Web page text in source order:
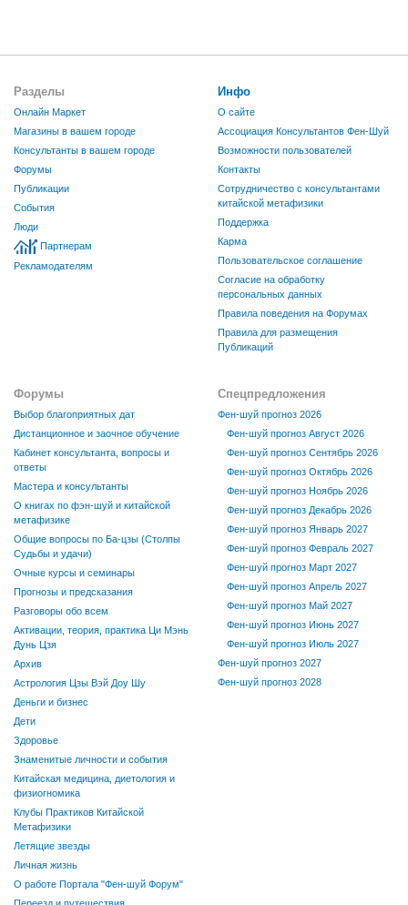
Разделы
Онлайн Маркет
Магазины в вашем городе
Консультанты в вашем городе
Форумы
Публикации
События
Люди
Партнерам
Рекламодателям
Инфо
О сайте
Ассоциация Консультантов Фен-Шуй
Возможности пользователей
Контакты
Сотрудничество с консультантами
китайской метафизики
Поддержка
Карма
Пользовательское соглашение
Согласие на обработку
персональных данных
Правила поведения на Форумах
Правила для размещения
Публикаций
Форумы
Выбор благоприятных дат
Дистанционное и заочное обучение
Кабинет консультанта, вопросы и
ответы
Мастера и консультанты
О книгах по фэн-шуй и китайской
метафизике
Общие вопросы по Ба-цзы (Столпы
Судьбы и удачи)
Очные курсы и семинары
Прогнозы и предсказания
Разговоры обо всем
Активации, теория, практика Ци Мэнь
Дунь Цзя
Архив
Астрология Цзы Вэй Доу Шу
Деньги и бизнес
Дети
Здоровье
Знаменитые личности и события
Китайская медицина, диетология и
физиогномика
Клубы Практиков Китайской
Метафизики
Летящие звезды
Личная жизнь
О работе Портала "Фен-шуй Форум"
Переезд и путешествия
Спецпредложения
Фен-шуй прогноз 2026
Фен-шуй прогноз Август 2026
Фен-шуй прогноз Сентябрь 2026
Фен-шуй прогноз Октябрь 2026
Фен-шуй прогноз Ноябрь 2026
Фен-шуй прогноз Декабрь 2026
Фен-шуй прогноз Январь 2027
Фен-шуй прогноз Февраль 2027
Фен-шуй прогноз Март 2027
Фен-шуй прогноз Апрель 2027
Фен-шуй прогноз Май 2027
Фен-шуй прогноз Июнь 2027
Фен-шуй прогноз Июль 2027
Фен-шуй прогноз 2027
Фен-шуй прогноз 2028